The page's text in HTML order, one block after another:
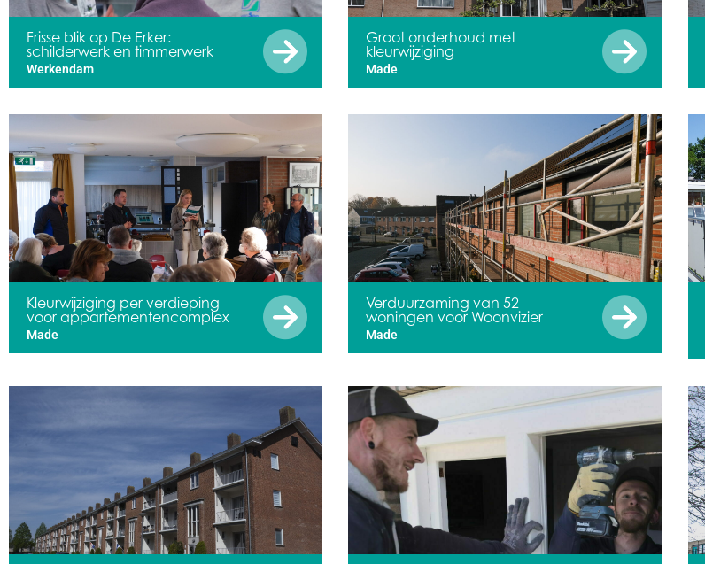
Frisse blik op De Erker:
schilderwerk en timmerwerk
Werkendam
Groot onderhoud met
kleurwijziging
Made
Kleurwijziging per verdieping
voor appartementencomplex
Made
Verduurzaming van 52
woningen voor Woonvizier
Made